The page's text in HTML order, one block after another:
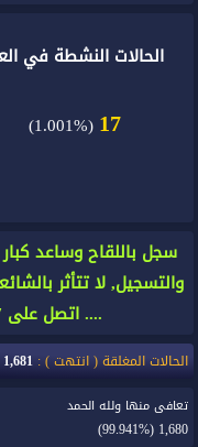
الحالات النشطة في
17
(1.001%)
سجل باللقاح وساعد كبار
والتسجيل, لا تتأثر
.... اتصل على 937 للاستفسار عن أي سؤال
الحالات المغلقة ( انتهت ) :1,681
تعافى منها ولله الحمد
1,680
(99.941%)